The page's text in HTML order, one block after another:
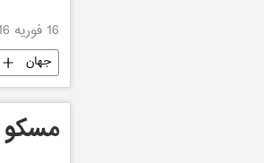
16 فوریه 2016, 19:21
جهان
مسکو